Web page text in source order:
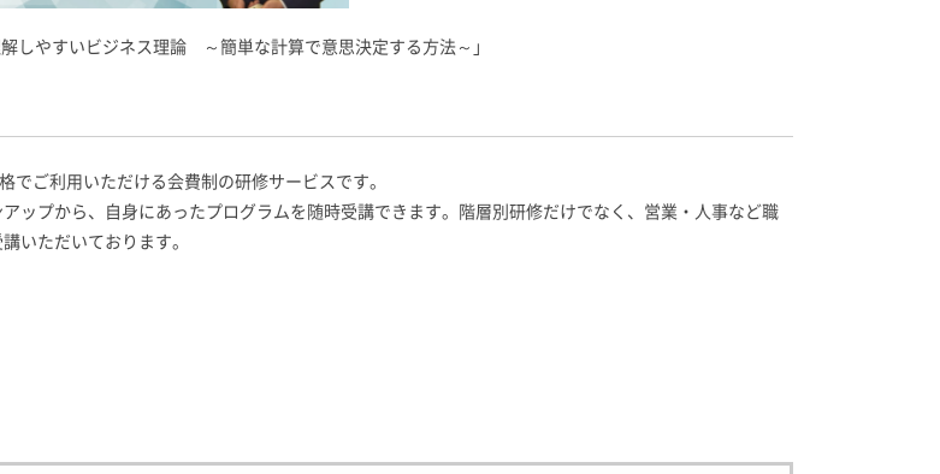
しやすいビジネス理論 ～簡単な計算で意思決定する方法～」
ご利用いただける会費制の研修サービスです。
ップから、自身にあったプログラムを随時受講できます。階層別研修だけでなく、営業・人事など職
いただいております。